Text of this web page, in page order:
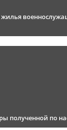
жилья
полученной по